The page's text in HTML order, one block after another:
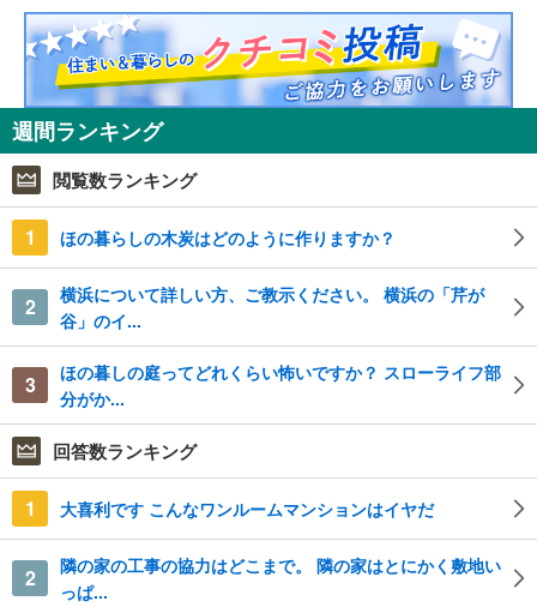
週間ランキング
閲覧数ランキング
1 ほの暮らしの木炭はどのように作りますか？
2
横浜について詳しい方、ご教示ください。 横浜の「芹が
谷」のイ...
3
ほの暮しの庭ってどれくらい怖いですか？ スローライフ部
分がか...
回答数ランキング
1 大喜利です こんなワンルームマンションはイヤだ
2
隣の家の工事の協力はどこまで。 隣の家はとにかく敷地い
っぱ...